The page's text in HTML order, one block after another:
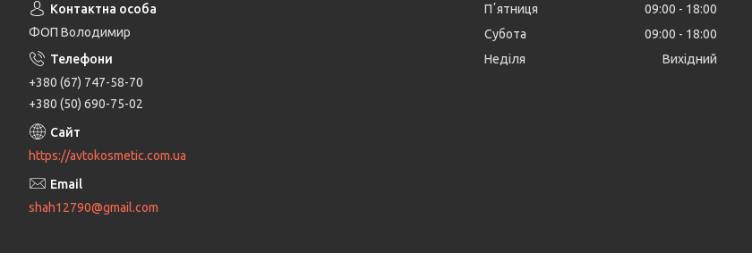
ФОП Володимир
+380 (67) 747-58-70
+380 (50) 690-75-02
https://avtokosmetic.com.ua
shah12790@gmail.com
Пʼятниця
09:00
18:00
Субота
09:00
18:00
Неділя
Вихідний